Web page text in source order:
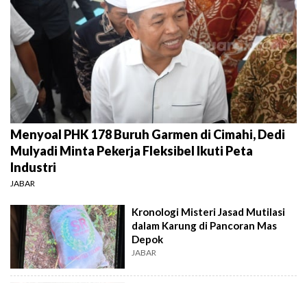
Menyoal PHK 178 Buruh Garmen di Cimahi, Dedi
Mulyadi Minta Pekerja Fleksibel Ikuti Peta
Industri
JABAR
Kronologi Misteri Jasad Mutilasi
dalam Karung di Pancoran Mas
Depok
JABAR